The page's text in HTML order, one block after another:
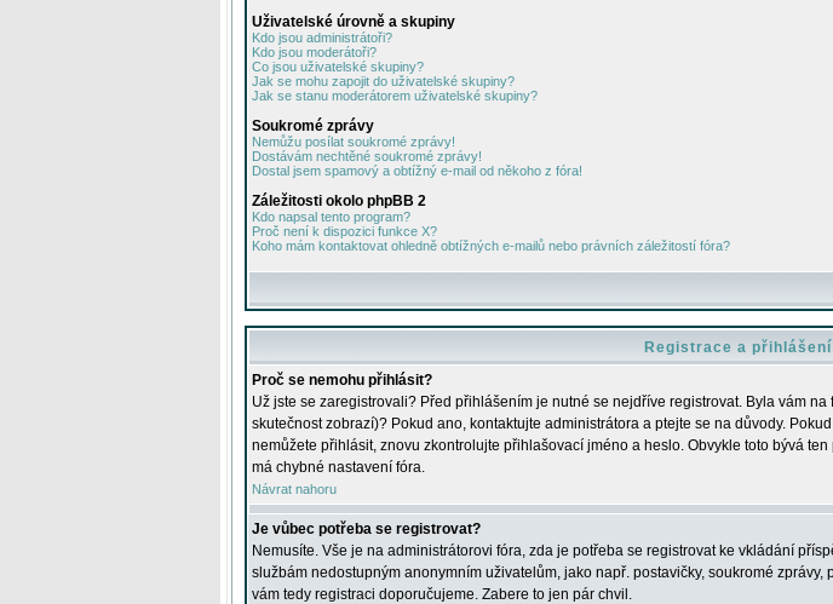
Uživatelské úrovně a skupiny
Kdo jsou administrátoři?
Kdo jsou moderátoři?
Co jsou uživatelské skupiny?
Jak se mohu zapojit do uživatelské skupiny?
Jak se stanu moderátorem uživatelské skupiny?
Soukromé zprávy
Nemůžu posílat soukromé zprávy!
Dostávám nechtěné soukromé zprávy!
Dostal jsem spamový a obtížný e-mail od někoho z fóra!
Záležitosti okolo phpBB 2
Kdo napsal tento program?
Proč není k dispozici funkce X?
Koho mám kontaktovat ohledně obtížných e-mailů nebo právních záležitostí fóra?
Registrace a přihlášení
Proč se nemohu přihlásit?
Už jste se zaregistrovali? Před přihlášením je nutné se nejdříve registrovat. Byla vám
skutečnost zobrazí)? Pokud ano, kontaktujte administrátora a ptejte se na důvody.
nemůžete přihlásit, znovu zkontrolujte přihlašovací jméno a heslo. Obvykle toto bývá
má chybné nastavení fóra.
Návrat nahoru
Je vůbec potřeba se registrovat?
Nemusíte. Vše je na administrátorovi fóra, zda je potřeba se registrovat ke vkládání
službám nedostupným anonymním uživatelům, jako např. postavičky, soukromé
vám tedy registraci doporučujeme. Zabere to jen pár chvil.